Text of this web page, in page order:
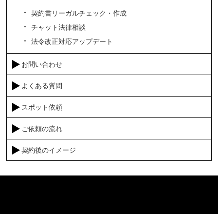
契約書リーガルチェック・作成
チャット法律相談
法令改正対応アップデート
お問い合わせ
よくある質問
スポット依頼
ご依頼の流れ
契約後のイメージ